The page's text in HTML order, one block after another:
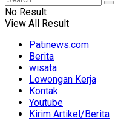
No Result
View All Result
Patinews.com
Berita
wisata
Lowongan Kerja
Kontak
Youtube
Kirim Artikel/Berita